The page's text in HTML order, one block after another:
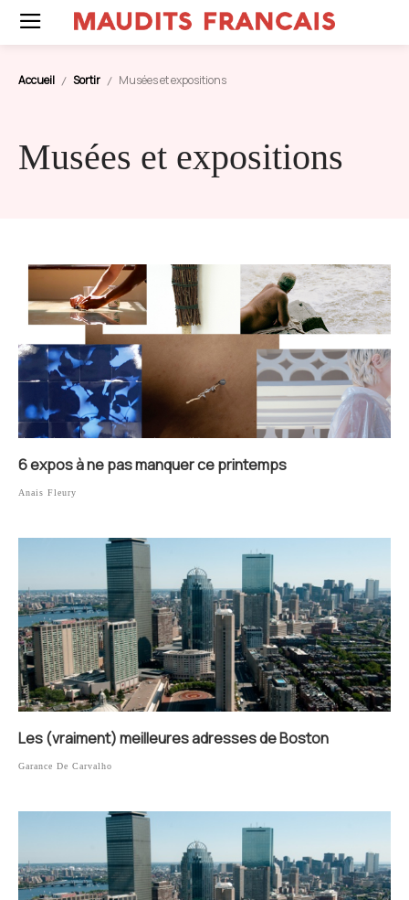
Accueil Sortir Musées et expositions
Musées et expositions
6 expos à ne pas manquer ce printemps
Anais Fleury
Les (vraiment) meilleures adresses de Boston
Garance De Carvalho